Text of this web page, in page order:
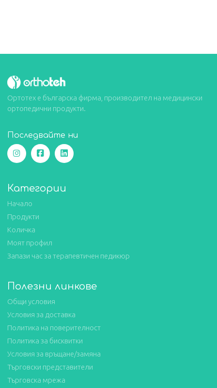
Ортотех е българска фирма, производител на медицински
ортопедични продукти.
Последвайте ни
Категории
Начало
Продукти
Количка
Моят профил
Запази час за терапевтичен педикюр
Полезни линкове
Общи условия
Условия за доставка
Политика на поверителност
Политика за бисквитки
Условия за връщане/замяна
Търговски представители
Търговска мрежа